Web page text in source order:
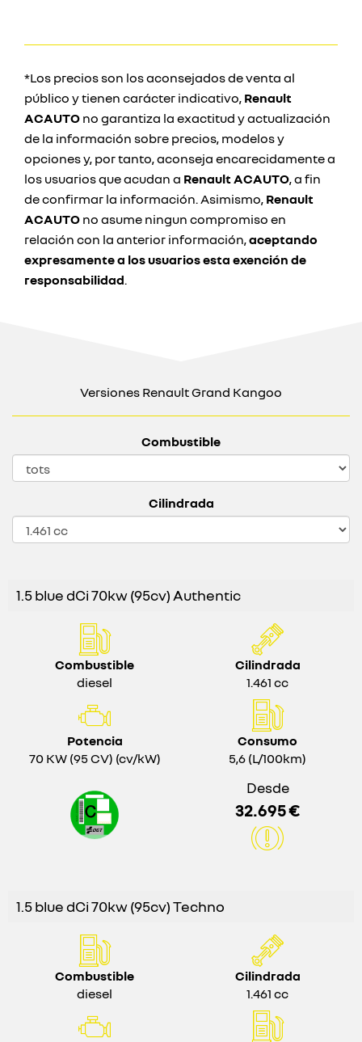
*Los precios son los aconsejados de venta al
público y tienen carácter indicativo, Renault
ACAUTO no garantiza la exactitud y actualización
de la información sobre precios, modelos y
opciones y, por tanto, aconseja encarecidamente a
los usuarios que acudan a Renault ACAUTO, a fin
de confirmar la información. Asimismo, Renault
ACAUTO no asume ningun compromiso en
relación con la anterior información,aceptando
expresamente a los usuarios esta exención de
responsabilidad.
Versiones Renault Grand Kangoo
Combustible
Cilindrada
1.5 blue dCi 70kw (95cv) Authentic
Combustible
diesel
Cilindrada
1.461 cc
Potencia
70 KW (95 CV) (cv/kW)
Consumo
5,6 (L/100km)
Desde
32.695 €
1.5 blue dCi 70kw (95cv) Techno
Combustible
diesel
Cilindrada
1.461 cc